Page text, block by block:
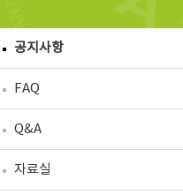
공지사항
FAQ
Q&A
자료실